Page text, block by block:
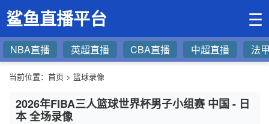
鲨鱼直播平台 ☰
NBA直播 英超直播 CBA直播 中超直播 法
当前位置： 首页 > 篮球录像
2026年FIBA三人篮球世界杯男子小组赛 中国 - 日
本 全场录像